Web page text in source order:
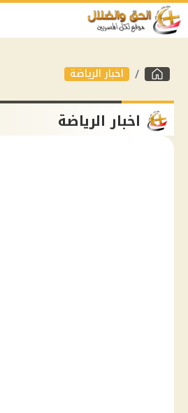
اخبار الرياضة
اخبار الرياضة